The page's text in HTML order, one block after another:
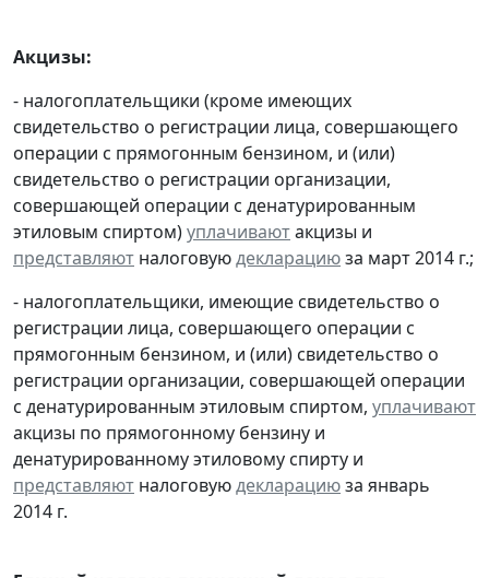
Акцизы:
- налогоплательщики (кроме имеющих
свидетельство о регистрации лица, совершающего
операции с прямогонным бензином, и (или)
свидетельство о регистрации организации,
совершающей операции с денатурированным
этиловым спиртом)уплачиваютакцизы и
представляют налоговуюдекларациюза март 2014 г.;
- налогоплательщики, имеющие свидетельство о
регистрации лица, совершающего операции с
прямогонным бензином, и (или) свидетельство о
регистрации организации, совершающей операции
с денатурированным этиловым спиртом, уплачивают
акцизы по прямогонному бензину и
денатурированному этиловому спирту и
представляют налоговуюдекларациюза январь
2014 г.